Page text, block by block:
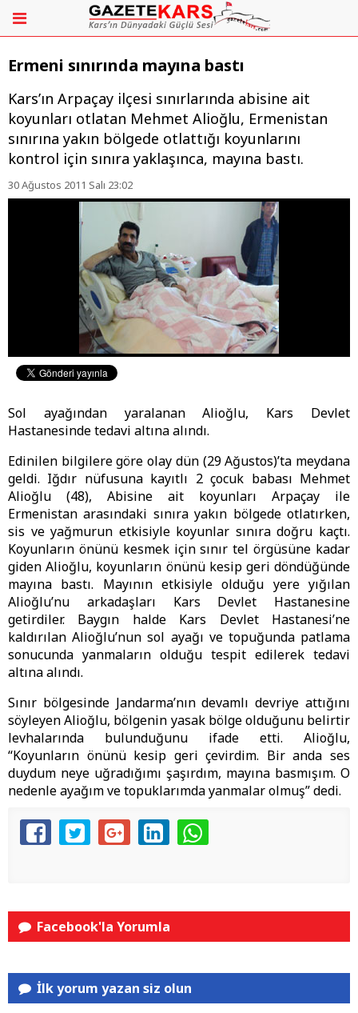
Ermeni sınırında mayına bastı
Kars’ın Arpaçay ilçesi sınırlarında abisine ait
koyunları otlatan Mehmet Alioğlu, Ermenistan
sınırına yakın bölgede otlattığı koyunlarını
kontrol için sınıra yaklaşınca, mayına bastı.
30 Ağustos 2011 Salı 23:02
Sol ayağından yaralanan Alioğlu, Kars Devlet
Hastanesinde tedavi altına alındı.
Edinilen bilgilere göre olay dün (29 Ağustos)’ta meydana
geldi. Iğdır nüfusuna kayıtlı 2 çocuk babası Mehmet
Alioğlu (48), Abisine ait koyunları Arpaçay ile
Ermenistan arasındaki sınıra yakın bölgede otlatırken,
sis ve yağmurun etkisiyle koyunlar sınıra doğru kaçtı.
Koyunların önünü kesmek için sınır tel örgüsüne kadar
giden Alioğlu, koyunların önünü kesip geri döndüğünde
mayına bastı. Mayının etkisiyle olduğu yere yığılan
Alioğlu’nu arkadaşları Kars Devlet Hastanesine
getirdiler. Baygın halde Kars Devlet Hastanesi’ne
kaldırılan Alioğlu’nun sol ayağı ve topuğunda patlama
sonucunda yanmaların olduğu tespit edilerek tedavi
altına alındı.
Sınır bölgesinde Jandarma’nın devamlı devriye attığını
söyleyen Alioğlu, bölgenin yasak bölge olduğunu belirtir
levhalarında bulunduğunu ifade etti. Alioğlu,
“Koyunların önünü kesip geri çevirdim. Bir anda ses
duydum neye uğradığımı şaşırdım, mayına basmışım. O
nedenle ayağım ve topuklarımda yanmalar olmuş” dedi.
Facebook'la Yorumla
İlk yorum yazan siz olun